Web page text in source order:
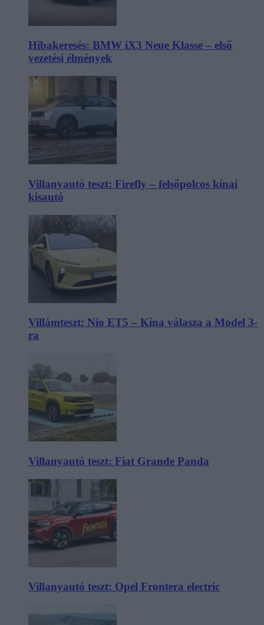
Hibakeresés: BMW iX3 Neue Klasse – első
vezetési élmények
Villanyautó teszt: Firefly – felsőpolcos kínai
kisautó
Villámteszt: Nio ET5 – Kína válasza a Model 3-
ra
Villanyautó teszt: Fiat Grande Panda
Villanyautó teszt: Opel Frontera electric